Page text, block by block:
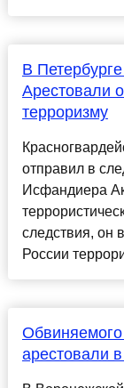
В
Арестовали
терроризму
отправил в
Исфандиера
следствия, он
России
Обвиняемого
арестовали